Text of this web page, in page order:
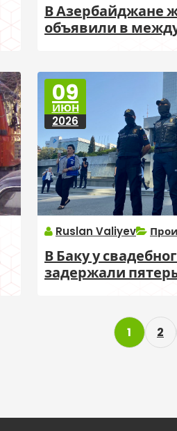
В Азербайджане
объявили в
09
ИЮН
2026
Ruslan Valiyev
В Баку у
задержали
P
o
t
1 2